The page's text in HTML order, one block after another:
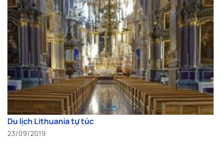
Du lịch Lithuania tự túc
23/09/2019